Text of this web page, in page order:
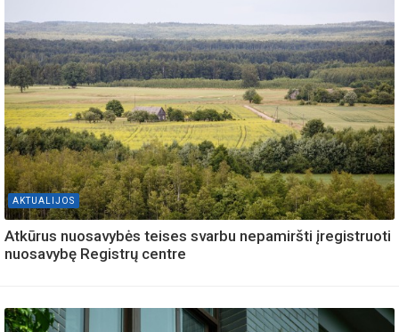
AKTUALIJOS
Atkūrus nuosavybės teises svarbu nepamiršti įregistruoti
nuosavybę Registrų centre